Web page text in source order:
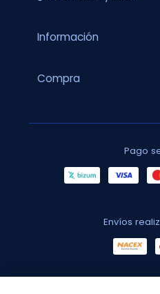
Información
Compra
Pago
Envíos